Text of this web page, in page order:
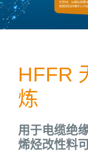
HFFR
炼
用于电缆绝
烯烃改性料